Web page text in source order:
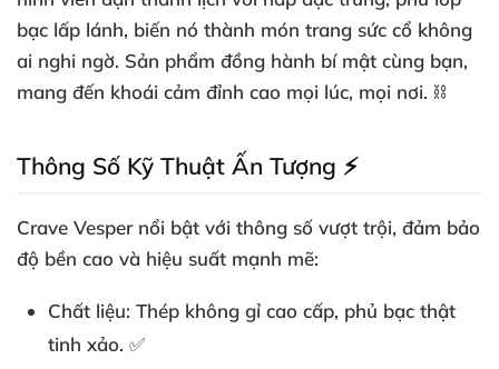
bạc lấp lánh, biến nó thành món trang sức cổ không
ai nghi ngờ. Sản phẩm đồng hành bí mật cùng bạn,
mang đến khoái cảm đỉnh cao mọi lúc, mọi nơi. ⛓️
Thông Số Kỹ Thuật Ấn Tượng ⚡
Crave Vespernổi bật với thông số vượt trội, đảm bảo
độ bền cao và hiệu suất mạnh mẽ:
Chất liệu: Thép không gỉ cao cấp, phủ bạc thật
tinh xảo. ✅